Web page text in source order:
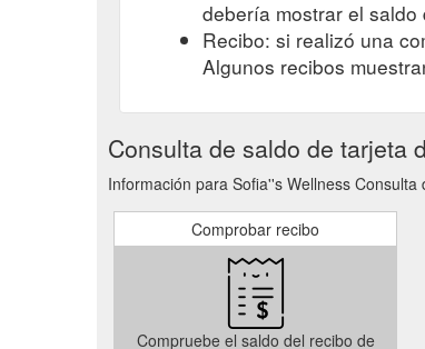
debería mostrar el saldo
Recibo: si realizó una
Algunos recibos
Consulta de saldo de tarjeta
Información para Sofia''s Wellness
Comprobar recibo
Compruebe el saldo del recibo de